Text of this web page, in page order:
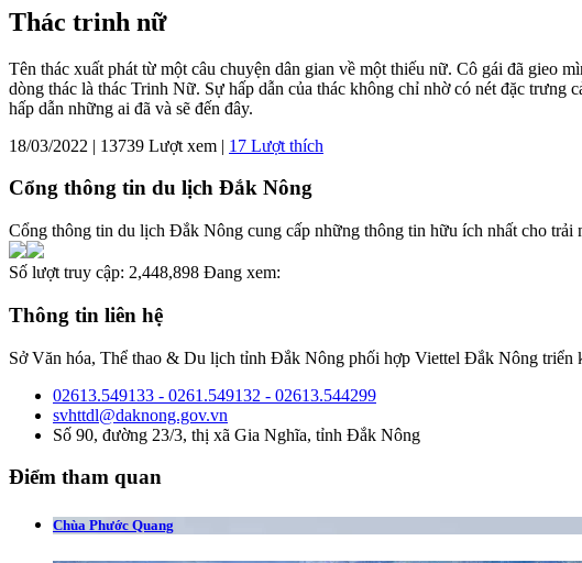
Thác trinh nữ
Tên thác xuất phát từ một câu chuyện dân gian về một thiếu nữ. Cô gái đã gieo
dòng thác là thác Trinh Nữ. Sự hấp dẫn của thác không chỉ nhờ có nét đặc trưng
hấp dẫn những ai đã và sẽ đến đây.
18/03/2022 | 13739 Lượt xem | 17 Lượt thích
Cổng thông tin du lịch Đắk Nông
Cổng thông tin du lịch Đắk Nông cung cấp những thông tin hữu ích nhất cho trải
Số lượt truy cập: 2,448,898 Đang xem:
Thông tin liên hệ
Sở Văn hóa, Thể thao & Du lịch tỉnh Đắk Nông phối hợp Viettel Đắk Nông triển
02613.549133 - 0261.549132 - 02613.544299
svhttdl@daknong.gov.vn
Số 90, đường 23/3, thị xã Gia Nghĩa, tỉnh Đắk Nông
Điểm tham quan
Chùa Phước Quang